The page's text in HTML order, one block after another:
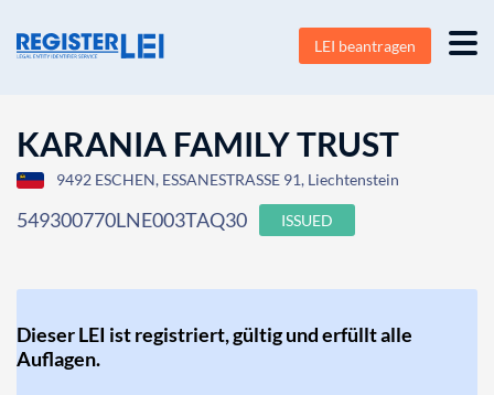
LEI beantragen
KARANIA FAMILY TRUST
9492 ESCHEN, ESSANESTRASSE 91, Liechtenstein
549300770LNE003TAQ30 ISSUED
Dieser LEI ist registriert, gültig und erfüllt alle
Auflagen.